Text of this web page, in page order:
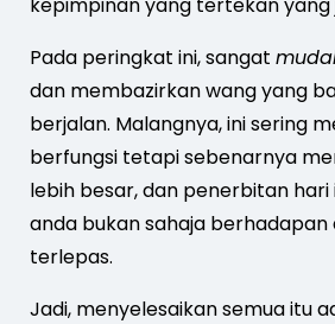
Pada peringkat ini, sangat
dan membazirkan wang yang
berjalan. Malangnya, ini sering
berfungsi tetapi sebenarnya
lebih besar, dan penerbitan
anda bukan sahaja
terlepas.
Jadi, menyelesaikan semua itu